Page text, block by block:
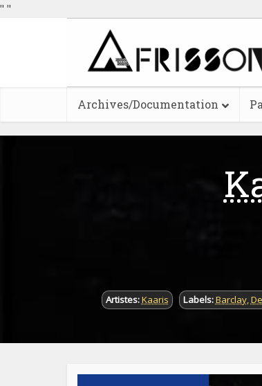
" "
Archives/Documentation
Artistes:Kaaris Labels:Barclay,